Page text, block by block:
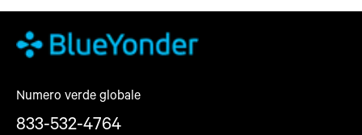
Numero verde globale
833-532-4764